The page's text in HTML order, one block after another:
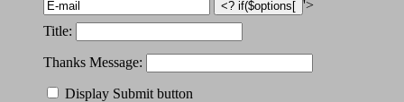
'>
Title:
Thanks Message:
Display Submit button